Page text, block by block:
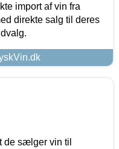
import af vin fra
direkte salg til deres
de sælger vin til